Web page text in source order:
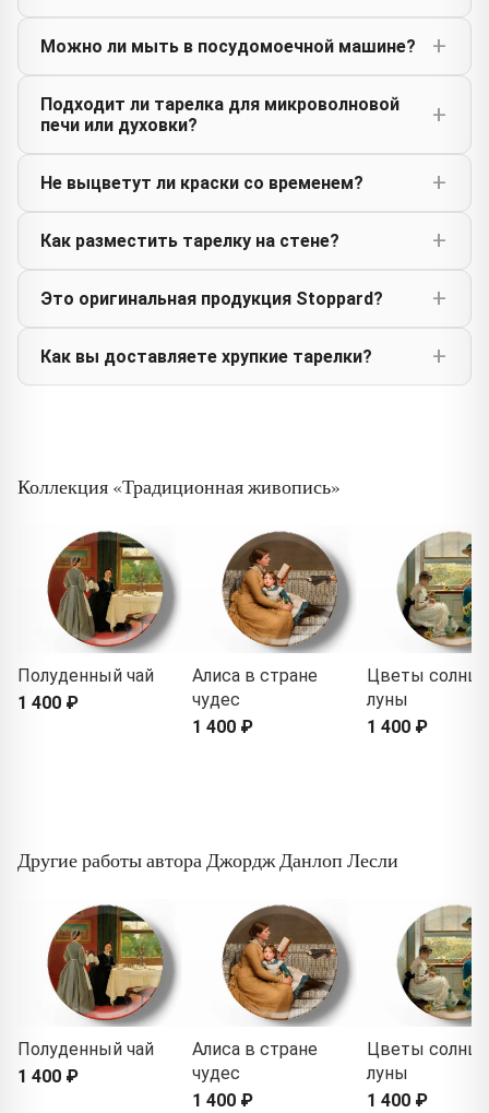
Можно ли мыть в посудомоечной машине?
Подходит ли тарелка для микроволновой
печи или духовки?
Не выцветут ли краски со временем?
Как разместить тарелку на стене?
Это оригинальная продукция Stoppard?
Как вы доставляете хрупкие тарелки?
Коллекция «Традиционная живопись»
Полуденный чай
1 400 ₽
Алиса в стране
чудес
1 400 ₽
Цветы
луны
1 400 ₽
Другие работы автора Джордж Данлоп Лесли
Полуденный чай
1 400 ₽
Алиса в стране
чудес
1 400 ₽
Цветы
луны
1 400 ₽